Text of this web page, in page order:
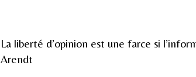
La liberté d’opinion est une farce si
Arendt